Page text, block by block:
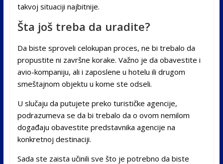
takvoj situaciji najbitnije.
Šta još treba da uradite?
Da biste sproveli celokupan proces, ne bi trebalo da
propustite ni završne korake. Važno je da obavestite i
avio-kompaniju, ali i zaposlene u hotelu ili drugom
smeštajnom objektu u kome ste odseli.
U slučaju da putujete preko turističke agencije,
podrazumeva se da bi trebalo da o ovom nemilom
događaju obavestite predstavnika agencije na
konkretnoj destinaciji.
Sada ste zaista učinili sve što je potrebno da biste